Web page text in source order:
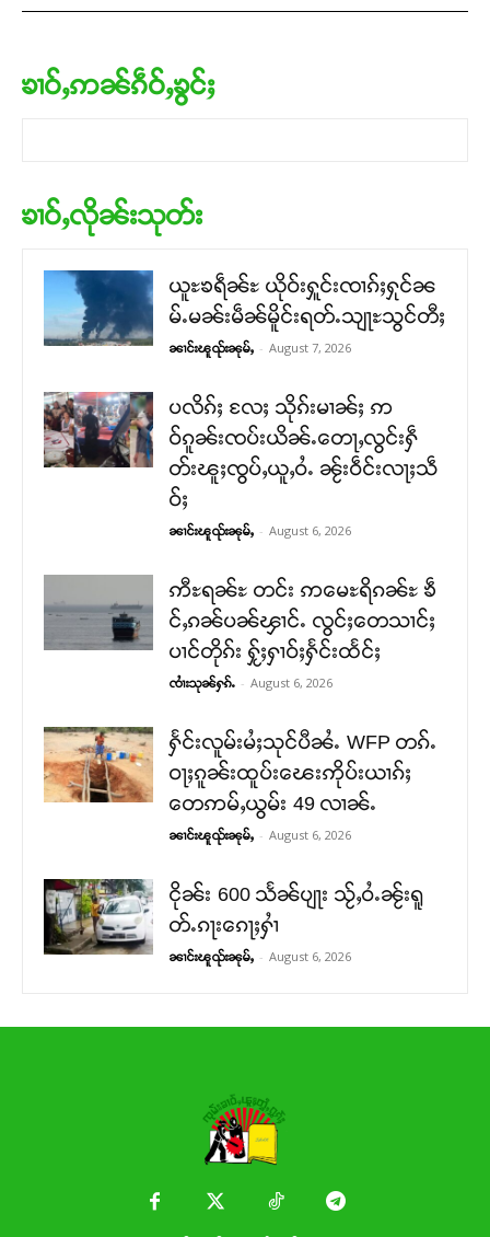
ၶၢဝ်ႇဢၼ်ၵဵဝ်ႇၶွင်ႈ
ၶၢဝ်ႇလိုၼ်းသုတ်း
ယူႊၶရဵၼ်ႊ ယိုဝ်းႁူင်းၸၢၵ်ႈႁုင်ၼ
မ်ႉမၼ်းမဵၼ်မိူင်းရတ်ႉသျႃႊသွင်တီႈ
ၼၢင်းၽူၺ်းၼုမ်ႇ - August 7, 2026
ပလိၵ်ႈ လႄႈ သိုၵ်းမၢၼ်ႈ ဢ
ဝ်ၵူၼ်းၸပ်းယိၼ်ႉတေႃႇလွင်းႁဵ
တ်းၽူႈၸွပ်ႇယူႇဝႆႉ ၼႂ်းဝဵင်းလႃႈသဵ
ဝ်ႈ
ၼၢင်းၽူၺ်းၼုမ်ႇ - August 6, 2026
ဢီႊရၼ်ႊ တင်း ဢမေႊရိၵၼ်ႊ ၶဵ
င်ႇၵၼ်ပၼ်ၾၢင်ႉ လွင်ႈတေသၢင်ႈ
ပၢင်တိုၵ်း ႁႂ်ႈႁၢဝ်ႈႁႅင်းထႅင်ႈ
ၸၢႆးသုၼ်ႁၵ်ႉ - August 6, 2026
ႁႅင်းလူမ်းမႆႈသုင်ပီၼႆႉ WFP တၵ်ႉ
ဝႃႈၵူၼ်းထူပ်းၽေးဢိုပ်းယၢၵ်ႈ
တေဢမ်ႇယွမ်း 49 လၢၼ်ႉ
ၼၢင်းၽူၺ်းၼုမ်ႇ - August 6, 2026
ငိုၼ်း 600 သႅၼ်ပျႃး သႂ်ႇဝႆႉၼႂ်းရူ
တ်ႉၵႃးၵေႃႈႁၢႆ
ၼၢင်းၽူၺ်းၼုမ်ႇ - August 6, 2026